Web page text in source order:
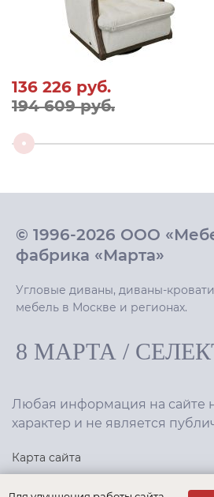
136 226 руб.
194 609 руб.
© 1996-2026 ООО
фабрика «Марта»
Угловые диваны, диваны-
мебель в Москве и регионах.
8 МАРТА /
Любая информация на сайте
характер и не является
Карта сайта
Политика конфиденциальности